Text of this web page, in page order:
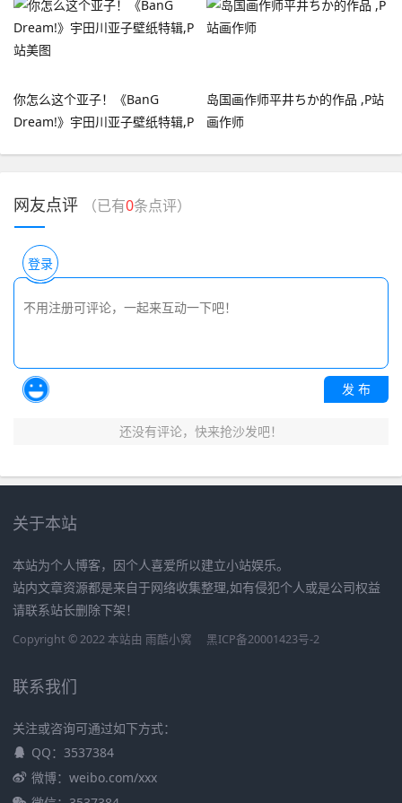
你怎么这个亚子！《BanG
Dream!》宇田川亚子壁纸特辑,P
岛国画作师平井ちか的作品 ​,P站
画作师
网友点评 （已有0条点评）
登录
发 布
还没有评论，快来抢沙发吧！
关于本站
本站为个人博客，因个人喜爱所以建立小站娱乐。
站内文章资源都是来自于网络收集整理,如有侵犯个人或是公司权益
请联系站长删除下架！
Copyright © 2022 本站由 雨酷小窝 黑ICP备20001423号-2
联系我们
关注或咨询可通过如下方式：
QQ：3537384
微博：weibo.com/xxx